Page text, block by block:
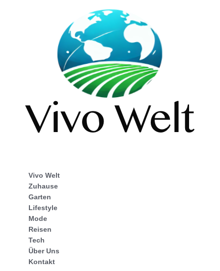
Vivo Welt
Zuhause
Garten
Lifestyle
Mode
Reisen
Tech
Über Uns
Kontakt